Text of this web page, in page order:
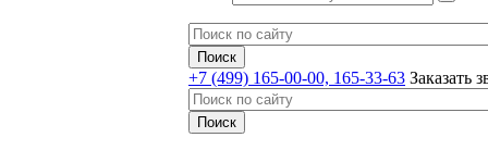
+7 (499) 165-00-00, 165-33-63 Заказать